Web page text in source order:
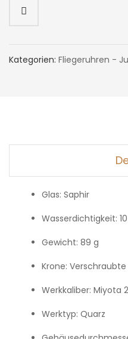
Kategorien: Fliegeruhren -
Glas: Saphir
Wasserdichtigkeit:
Gewicht: 89 g
Krone: Verschraubte
Werkkaliber: Miyota
Werktyp: Quarz